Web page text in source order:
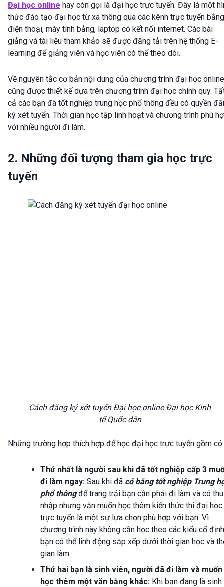
Đại học online hay còn gọi là đại học trực tuyến. Đây là một
thức đào tạo đại học từ xa thông qua các kênh trực tuyến bằng
điện thoại, máy tính bảng, laptop có kết nối internet. Các bài
giảng và tài liệu tham khảo sẽ được đăng tải trên hệ thống E-
learning để giảng viên và học viên có thể theo dõi.
Về nguyên tắc cơ bản nội dung của chương trình đại học online
cũng được thiết kế dựa trên chương trình đại học chính quy.
cả các bạn đã tốt nghiệp trung học phổ thông đều có quyền
ký xét tuyển. Thời gian học tập linh hoạt và chương trình phù
với nhiều người đi làm.
2. Những đối tượng tham gia học trực
tuyến
Cách đăng ký xét tuyển Đại học online Đại học Kinh
tế Quốc dân
Những trường hợp thích hợp để học đại học trực tuyến gồm có:
Thứ nhất là người sau khi đã tốt nghiệp cấp 3
đi làm ngay: Sau khi đã có bằng tốt nghiệp Trung
phổ thông để trang trải bạn cần phải đi làm và có thu
nhập nhưng vẫn muốn học thêm kiến thức thi đại học
trực tuyến là một sự lựa chọn phù hợp với bạn. Vì
chương trình này không cần học theo các kiểu cố định
bạn có thể linh động sắp xếp dưới thời gian học và
gian làm.
Thứ hai bạn là sinh viên, người đã đi làm và muốn
học thêm một văn bằng khác: Khi bạn đang là sinh